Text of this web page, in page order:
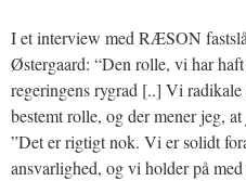
I et interview med RÆSON
Østergaard: “Den rolle, vi har
regeringens rygrad [..] Vi radikale
bestemt rolle, og der mener jeg,
”Det er rigtigt nok. Vi er solidt
ansvarlighed, og vi holder på